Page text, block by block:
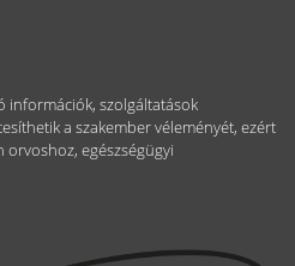
információk, szolgáltatások
a szakember véleményét, ezért
egészségügyi